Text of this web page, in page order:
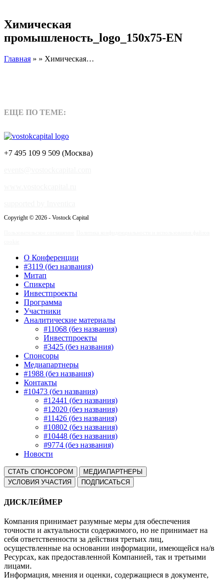
Химическая
промышленость_logo_150x75-EN
Главная » » Химическая…
ЕЩЕ ПО ТЕМЕ:
+7 495 109 9 509 (Москва)
Copyright © 2026 - Vostock Capital
О Конференции
#3119 (без названия)
Митап
Спикеры
Инвестпроекты
Программа
Участники
Аналитические материалы
#11068 (без названия)
Инвестпроекты
#3425 (без названия)
Спонсоры
Медиапартнеры
#1988 (без названия)
Контакты
#10473 (без названия)
#12441 (без названия)
#12020 (без названия)
#11426 (без названия)
#10802 (без названия)
#10448 (без названия)
#9774 (без названия)
Новости
СТАТЬ СПОНСОРОМ
МЕДИАПАРТНЕРЫ
УСЛОВИЯ УЧАСТИЯ
ПОДПИСАТЬСЯ
ДИСКЛЕЙМЕР
Компания принимает разумные меры для обеспечения
точности и актуальности содержимого, но не принимает на
себя ответственности за действия третьих лиц,
осуществленные на основании информации, имеющейся на/в
Ресурсах, как предоставленной Компанией, так и третьими
лицами.
Информация, мнения и оценки, содержащиеся в документе,